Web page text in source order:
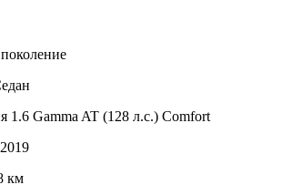
1.6 Gamma AT (128 л.с.) Comfort
2019
км